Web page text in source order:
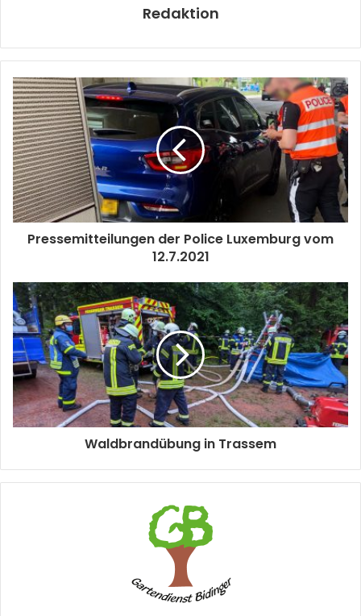
Redaktion
Pressemitteilungen der Police Luxemburg vom
12.7.2021
Waldbrandübung in Trassem